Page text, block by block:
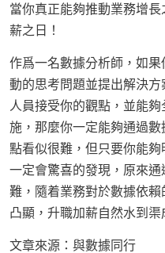
當你真正能夠推動業務增
薪之日！
作爲一名數據分析師，如
動的思考問題並提出解決
人員接受你的觀點，並能
施，那麼你一定能夠通過
點看似很難，但只要你能
一定會驚喜的發現，原來
難，隨着業務對於數據依
凸顯，升職加薪自然水到渠
文章來源：與數據同行